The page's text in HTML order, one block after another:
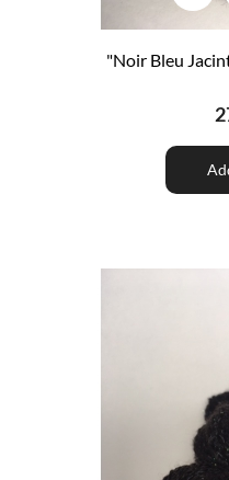
"Noir Bleu